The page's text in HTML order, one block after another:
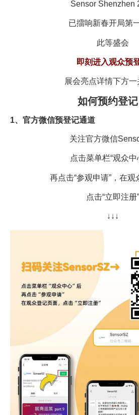
Sensor Shenzhen
已擂响新春开局第
此等盛会
即刻进入观众预
展会亮点详情下方一
如何预约登记
1、官方微信预登记通道
关注官方微信
点击菜单栏“观众中
再点击“参观申请”，在观
点击“立即注册”
↓↓↓